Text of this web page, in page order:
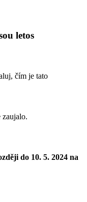
letos
čím je tato
do 10. 5. 2024 na